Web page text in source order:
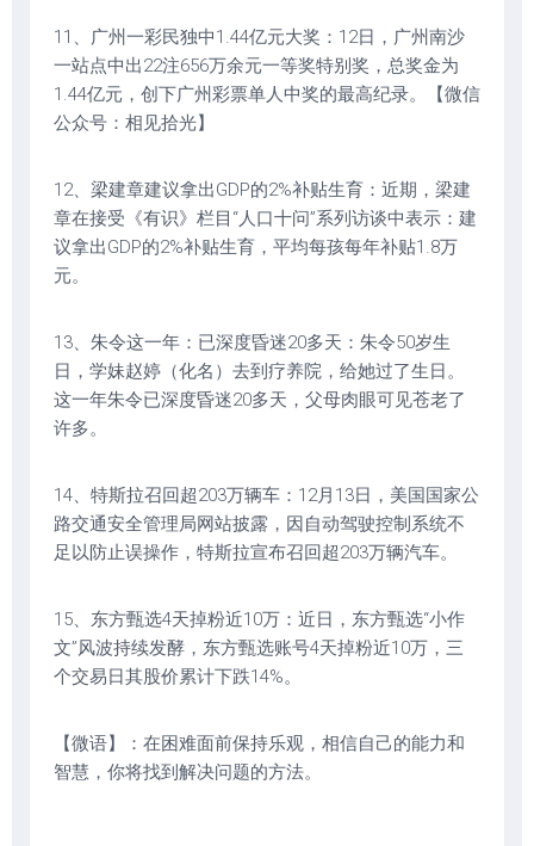
11、广州一彩民独中1.44亿元大奖：12日，广州南沙
一站点中出22注656万余元一等奖特别奖，总奖金为
1.44亿元，创下广州彩票单人中奖的最高纪录。【微信
公众号：相见拾光】
12、梁建章建议拿出GDP的2%补贴生育：近期，梁建
章在接受《有识》栏目“人口十问”系列访谈中表示：建
议拿出GDP的2%补贴生育，平均每孩每年补贴1.8万
元。
13、朱令这一年：已深度昏迷20多天：朱令50岁生
日，学妹赵婷（化名）去到疗养院，给她过了生日。
这一年朱令已深度昏迷20多天，父母肉眼可见苍老了
许多。
14、特斯拉召回超203万辆车：12月13日，美国国家公
路交通安全管理局网站披露，因自动驾驶控制系统不
足以防止误操作，特斯拉宣布召回超203万辆汽车。
15、东方甄选4天掉粉近10万：近日，东方甄选“小作
文”风波持续发酵，东方甄选账号4天掉粉近10万，三
个交易日其股价累计下跌14%。
【微语】：在困难面前保持乐观，相信自己的能力和
智慧，你将找到解决问题的方法。